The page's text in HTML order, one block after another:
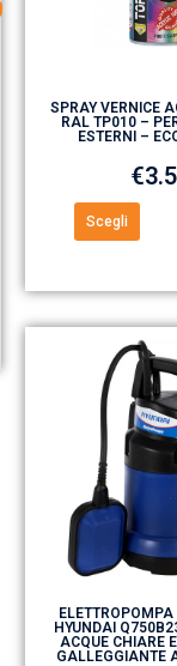
SPRAY VERNICE
RAL TP010 –
ESTERNI –
€
Scegli
HYUNDAI
ACQUE CHIARE
GALLEGGIANTE